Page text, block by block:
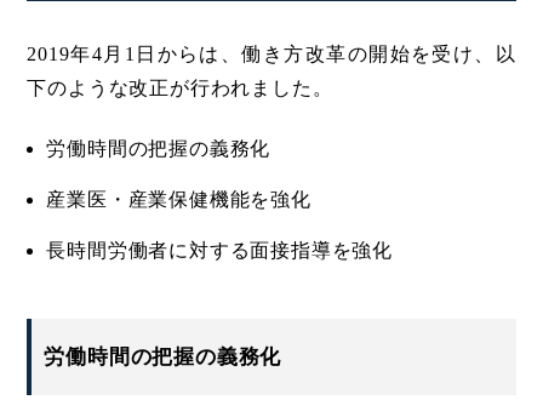
2019年4月1日からは、働き方改革の開始を受け、以
下のような改正が行われました。
労働時間の把握の義務化
産業医・産業保健機能を強化
長時間労働者に対する面接指導を強化
労働時間の把握の義務化